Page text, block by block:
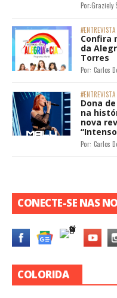
Por:Graziely
#ENTREVISTA
Confira
da
Torres
Por: Carlos
#ENTREVISTA
Dona
na
nova
Por: Carlos
CONECTE-SE NAS
COLORIDA